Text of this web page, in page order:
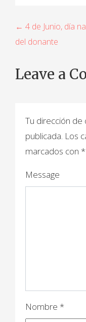
N
a
v
e
← 4 de Junio, día
del donante
Leave a
Tu dirección
publicada. Los
marcados con *
Message
Nombre *